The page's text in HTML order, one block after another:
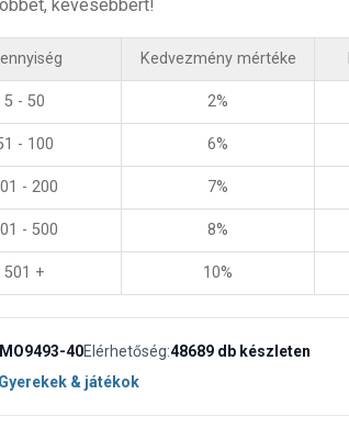
kevesebbért!
Kedvezmény mértéke
5 - 50 2%
- 100 6%
- 200 7%
- 500 8%
501 + 10%
MO9493-40Elérhetőség:48689 db készleten
Gyerekek & játékok